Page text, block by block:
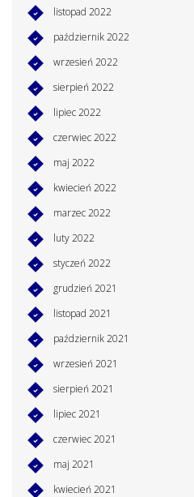
listopad 2022
październik 2022
wrzesień 2022
sierpień 2022
lipiec 2022
czerwiec 2022
maj 2022
kwiecień 2022
marzec 2022
luty 2022
styczeń 2022
grudzień 2021
listopad 2021
październik 2021
wrzesień 2021
sierpień 2021
lipiec 2021
czerwiec 2021
maj 2021
kwiecień 2021